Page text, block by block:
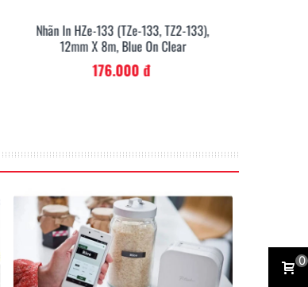
In ống co nhiệt
Nhãn In HZe-133 (TZe-133, TZ2-133),
12mm X 8m, Blue On Clear
176.000 đ
0